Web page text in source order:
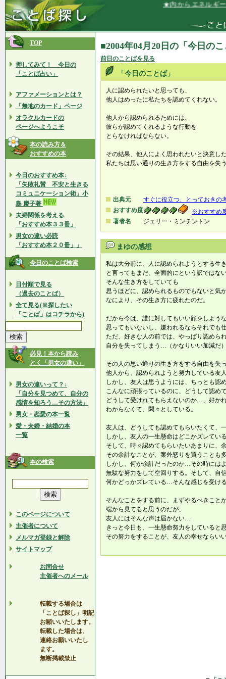
★内からエネルギー
TOP
押してみて！ 今日の
「ことば占い」
アファメーションとは？
「無地のカード」ページ
オラクルカードの
ページへようこそ
本の読み方＆
おすすめの本
今日のおすすめ本↓
「失敗礼賛 不安と生きる
コミュニケーション術」小
島 慶子著
夫婦関係を考える
「おすすめ本３３冊」
男女の違い必読
「おすすめ本２０冊」」
今日のことば検索
日付順で見る
（過去のことば）
全て見る(※探したい
「ことば」はコチラから)
必見！本から読み
とく「男女の違い」
男女の違いって？↓
「自分を見つめて、自分の
感情を知ろう…その方法」
男女・恋愛の本一覧
愛・夫婦・結婚の本
一覧
本の検索
このページについて
主催者について
メルマガ登録と解除
サイトマップ
お問合せ
主催者へのメール
転載する場合は
「ことば探し」明記
お願いいたします。
転載した場合は、
連絡お願いいたし
ます。
無断掲載禁止
■2004年04月20日の「今日の
前日のことばを見る
「今日のことば」
人に認められたいと思っても、
他人はめったに私たちを認めてくれない。
他人から認められるためには、
彼らが認めてくれるような行動を
とらなければならない。
その結果、他人によく思われたいと決意し
私たちは思い通りの生き方をする自由を失
出典元
すぐに役立つ、とっておきの
おすすめ度
※おすすめ
著者名
ジェリー・ミンチントン
まゆの感想
私は大分前に、人に認められようとする生
と言ってもまだ、全面的にという訳ではな
そんな生き方をしていても
思うほどに、認められるものでもないと気
なにより、その生き方に疲れたのだ。
だから今は、誰に対してもいい顔をしよう
思ってもいないし、嫌われるならそれでも
ただ、好きな人の前では、やっぱり認めら
自分を失ってしまう…（かなりいい加減だ
その人の思い通りの生き方をする自由を失
他人から、認められようと努力している友
しかし、友人は思うようには、ちっとも認
こんなに頑張っているのに、どうして認め
どうして受けれてもらえないのか…、好か
わからなくて、悶々としている。
友人は、どうしても認めてもらいたくて、
しかし、友人の一生懸命はどこかズレてい
そして、時々認めてもらいたいあまりに、
その余計なことが、案外怒りを買うことも
しかし、何が余計だったのか…その時には
無駄な努力をして空回りする。そして、自
何かどっかズレている…そんな感じを受け
そんなことをする前に、まずやるべきこと
端から見てると思うのだが、
友人にはそんな声は届かない…
きっと今日も、一生懸命努力をしていると
その努力をすることが、友人の幸せならい